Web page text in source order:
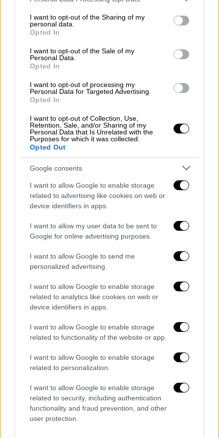
not limited to your visit or usage behaviour. You may click to
grant or deny consent to Google and its third-party tags to
use your data for below specified purposes in below Google
consent section.
I want to opt-out of the Sharing of my
personal data.
Opted In
I want to opt-out of the Sale of my
Personal Data.
Opted In
I want to opt-out of processing my
Personal Data for Targeted Advertising.
Opted In
I want to opt-out of Collection, Use,
Retention, Sale, and/or Sharing of my
Personal Data that Is Unrelated with the
Purposes for which it was collected.
Opted Out
Google consents
I want to allow Google to enable storage
related to advertising like cookies on web or
device identifiers in apps.
I want to allow my user data to be sent to
Google for online advertising purposes.
I want to allow Google to send me
personalized advertising.
I want to allow Google to enable storage
related to analytics like cookies on web or
device identifiers in apps.
I want to allow Google to enable storage
related to functionality of the website or app.
I want to allow Google to enable storage
related to personalization.
I want to allow Google to enable storage
related to security, including authentication
functionality and fraud prevention, and other
user protection.
αποτύχουν.
υπάρξει συμφωνία. Είμαστε σε ώρα
Τουρκίας, θα δούμε τι θα συμβεί. Οι
κυρώσεις θα είναι συντριπτικές γιατί
ζορίζονται με την οικονομία στη Ρωσία,
χαρακτηριστικά.
Ο Αμερικανός Πρόεδρος εκτίμησε ότι ο
Βλάντιμιρ Πούτιν έχει κουραστεί με τον
πόλεμο. «Ο Πούτιν κάθεται στο τραπέζι των
Νομίζω πως έχει
κουραστεί με τον πόλεμο. Την ήθελε τη
συνάντηση αυτή. Δεν φαίνεται καλός και τον
Ο Αμερικανός πρόεδρος τα έριξε στον
Ζελένσκι όταν ερωτήθηκε, αν ο Πούτιν
στέκεται εμπόδιο στην επίτευξης ειρήνης
τον Ζελένσκι, πάντα έλεγα ότι δεν έχει τα
χαρτιά να νικήσει. Είναι αντιμέτωπος με
έναν τεράστιο στρατό».
Τι ζητά η Μόσχα
Ουκρανόςαξιωματούχος,ο οποίος μίλησε
υπό καθεστώς ανωνυμίας για να αποκαλύψει
λεπτομέρειες των συνομιλιών, είπε ότι οι
Ρώσοι πρότειναν τους εξής όρους για μια
ειρηνευτική συμφωνία: